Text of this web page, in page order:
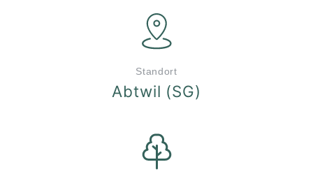
Abtwil (SG)
Standort